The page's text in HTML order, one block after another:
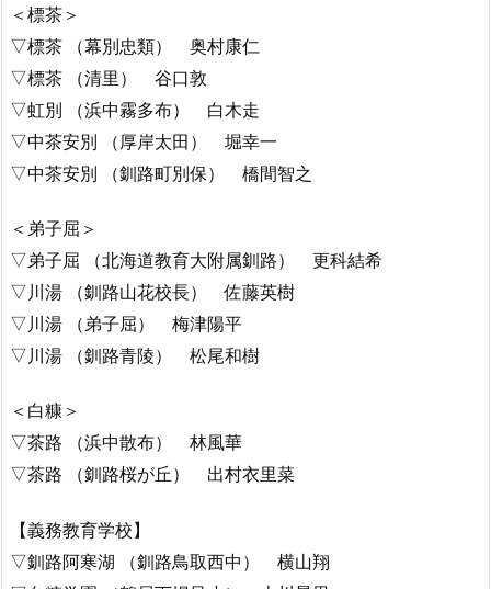
＜標茶＞
▽標茶 （幕別忠類） 奥村康仁
▽標茶 （清里） 谷口敦
▽虹別 （浜中霧多布） 白木走
▽中茶安別 （厚岸太田） 堀幸一
▽中茶安別 （釧路町別保） 橋間智之
＜弟子屈＞
▽弟子屈 （北海道教育大附属釧路） 更科結希
▽川湯 （釧路山花校長） 佐藤英樹
▽川湯 （弟子屈） 梅津陽平
▽川湯 （釧路青陵） 松尾和樹
＜白糠＞
▽茶路 （浜中散布） 林風華
▽茶路 （釧路桜が丘） 出村衣里菜
【義務教育学校】
▽釧路阿寒湖 （釧路鳥取西中） 横山翔